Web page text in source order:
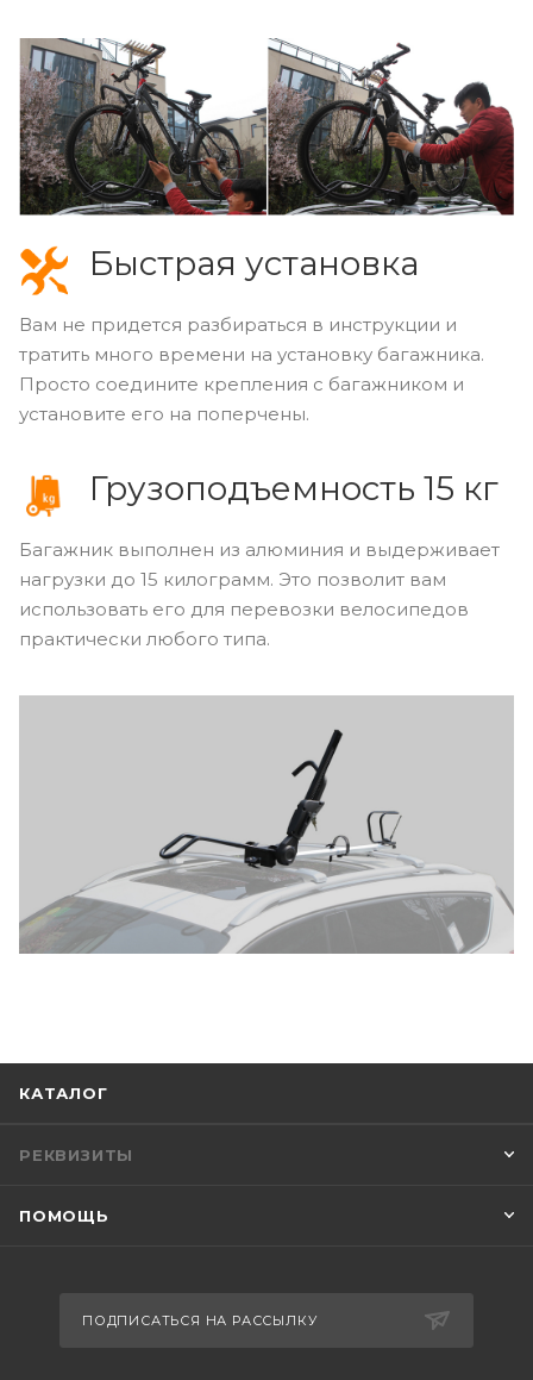
Быстрая установка
Вам не придется разбираться в инструкции и
тратить много времени на установку багажника.
Просто соедините крепления с багажником и
установите его на поперчены.
Грузоподъемность 15 кг
Багажник выполнен из алюминия и выдерживает
нагрузки до 15 килограмм. Это позволит вам
использовать его для перевозки велосипедов
практически любого типа.
КАТАЛОГ
РЕКВИЗИТЫ
ПОМОЩЬ
ПОДПИСАТЬСЯ НА РАССЫЛКУ